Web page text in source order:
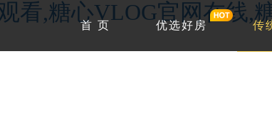
看,糖心VLOG官网在线,
首 页 优选好房 传